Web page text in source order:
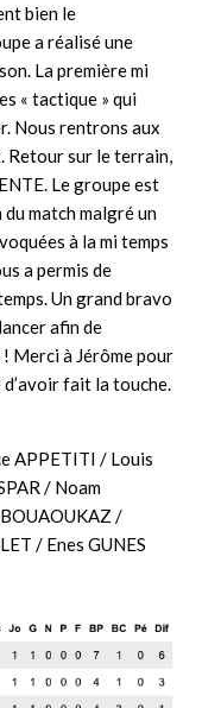
bien le
a réalisé une
La première mi
« tactique » qui
Nous rentrons aux
Retour sur le terrain,
Le groupe est
match malgré un
à la mi temps
a permis de
Un grand bravo
afin de
Merci à Jérôme pour
d’avoir fait la touche.
APPETITI / Louis
/ Noam
/
/ Enes GUNES